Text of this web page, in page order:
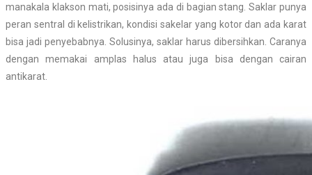
manakala klakson mati, posisinya ada di bagian stang. Saklar punya
peran sentral di kelistrikan, kondisi sakelar yang kotor dan ada karat
bisa jadi penyebabnya. Solusinya, saklar harus dibersihkan. Caranya
dengan memakai amplas halus atau juga bisa dengan cairan
antikarat.